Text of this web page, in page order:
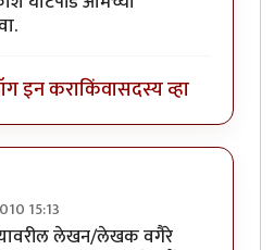
इन कराकिंवासदस्य व्हा
15:13
लेखन/लेखक वगैरे